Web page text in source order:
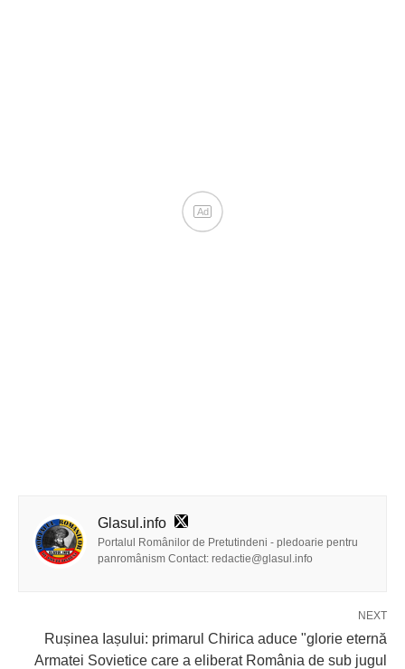
Glasul.info
Portalul Românilor de Pretutindeni - pledoarie pentru
panromânism Contact: redactie@glasul.info
NEXT
Rușinea Iașului: primarul Chirica aduce "glorie eternă
Armatei Sovietice care a eliberat România de sub jugul